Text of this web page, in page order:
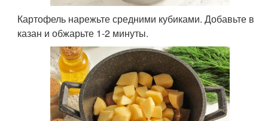
Картофель нарежьте средними кубиками. Добавьте в
казан и обжарьте 1-2 минуты.